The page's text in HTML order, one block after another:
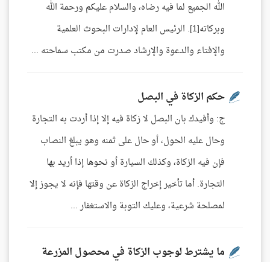
الله الجميع لما فيه رضاه، والسلام عليكم ورحمة الله
وبركاته[1]. الرئيس العام لإدارات البحوث العلمية
والإفتاء والدعوة والإرشاد صدرت من مكتب سماحته ...
حكم الزكاة في البصل
ج: وأفيدك بان البصل لا زكاة فيه إلا إذا أردت به التجارة
وحال عليه الحول، أو حال على ثمنه وهو يبلغ النصاب
فإن فيه الزكاة، وكذلك السيارة أو نحوها إذا أريد بها
التجارة. أما تأخير إخراج الزكاة عن وقتها فإنه لا يجوز إلا
لمصلحة شرعية، وعليك التوبة والاستغفار ...
ما يشترط لوجوب الزكاة في محصول المزرعة